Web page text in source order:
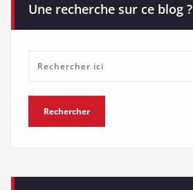
Une recherche sur ce blog ?